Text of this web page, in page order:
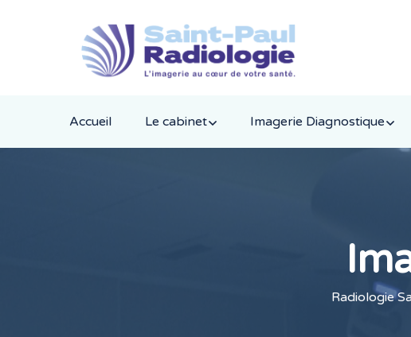
Accueil Le cabinet Imagerie Diagnostique
Radiologie